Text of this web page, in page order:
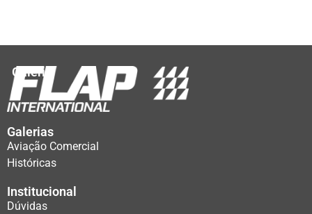
Galeria
Galerias
Aviação Comercial
Históricas
Institucional
Dúvidas